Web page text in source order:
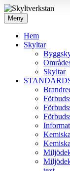
Meny
Hem
Skyltar
Skyltar